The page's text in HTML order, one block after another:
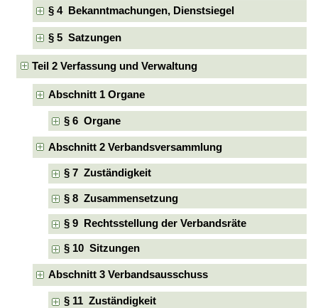
§ 4 Bekanntmachungen, Dienstsiegel
§ 5 Satzungen
Teil 2 Verfassung und Verwaltung
Abschnitt 1 Organe
§ 6 Organe
Abschnitt 2 Verbandsversammlung
§ 7 Zuständigkeit
§ 8 Zusammensetzung
§ 9 Rechtsstellung der Verbandsräte
§ 10 Sitzungen
Abschnitt 3 Verbandsausschuss
§ 11 Zuständigkeit